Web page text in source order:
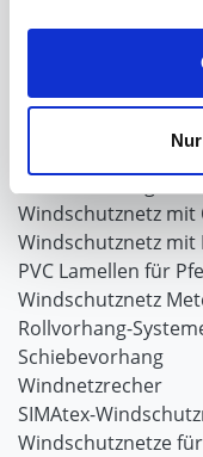
Windschutznetz für
Windschutznetz für
Windschutznetz mit
Windschutznetz mit
PVC Lamellen für
Windschutznetz
Rollvorhang-
Schiebevorhang
Windnetzrecher
SIMAtex-
Windschutznetze